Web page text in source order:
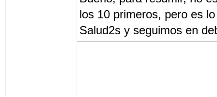
los 10 primeros, pero es
Salud2s y seguimos en